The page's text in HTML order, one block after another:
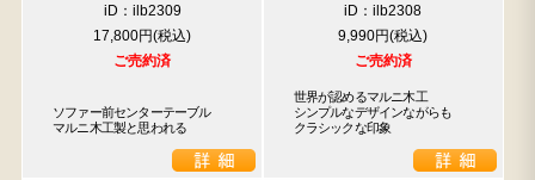
iD：ilb2309
17,800円
ご売約済
ソファー前センターテーブル
マルニ木工製と思われる
iD：ilb2308
9,990円
ご売約済
世界が認めるマルニ木工
シンプルなデザインながらも
クラシックな印象